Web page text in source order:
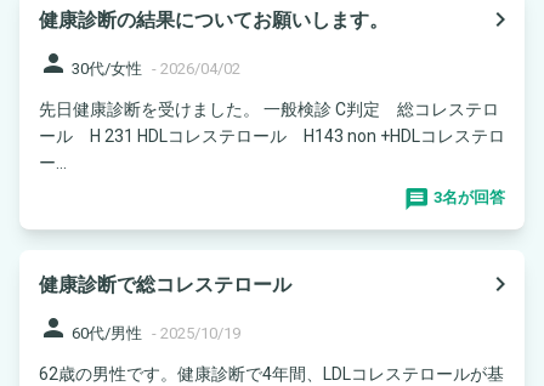
健康診断の結果についてお願いします。
navigate_next
person 30代/女性 - 2026/04/02
先日健康診断を受けました。 一般検診 C判定 総コレステロ
ール H 231 HDLコレステロール H143 non +HDLコレステロ
ー...
3名が回答
健康診断で総コレステロール
navigate_next
person 60代/男性 - 2025/10/19
62歳の男性です。健康診断で4年間、LDLコレステロールが基